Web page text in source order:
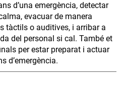
d’una emergència, detectar
evacuar de manera
tàctils o auditives, i arribar a
del personal si cal. També et
per estar preparat i actuar
d’emergència.